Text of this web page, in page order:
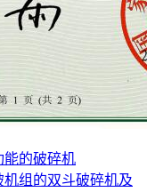
能的破碎机
机组的双斗破碎机及